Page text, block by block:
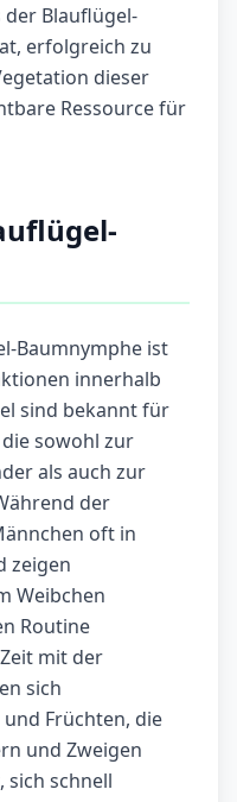
der Blauflügel-
erfolgreich zu
dieser
Ressource für
Baumnymphe ist
innerhalb
sind bekannt für
sowohl zur
als auch zur
der
oft in
zeigen
Weibchen
Routine
mit der
sich
Früchten, die
und Zweigen
sich schnell